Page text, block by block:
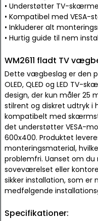
• Understøtter TV-
• Kompatibel med VESA-
• Inkluderer alt
• Hurtig guide til nem
WM2611 fladt TV
Dette vægbeslag er den
OLED, QLED og LED TV-
design, der kun måler
stilrent og diskret udtryk
kompatibelt med
det understøtter VESA-
600x400. Produktet
monteringsmaterial,
problemfri. Uanset om
soveværelset eller
sikker installation, som
medfølgende
Specifikationer: